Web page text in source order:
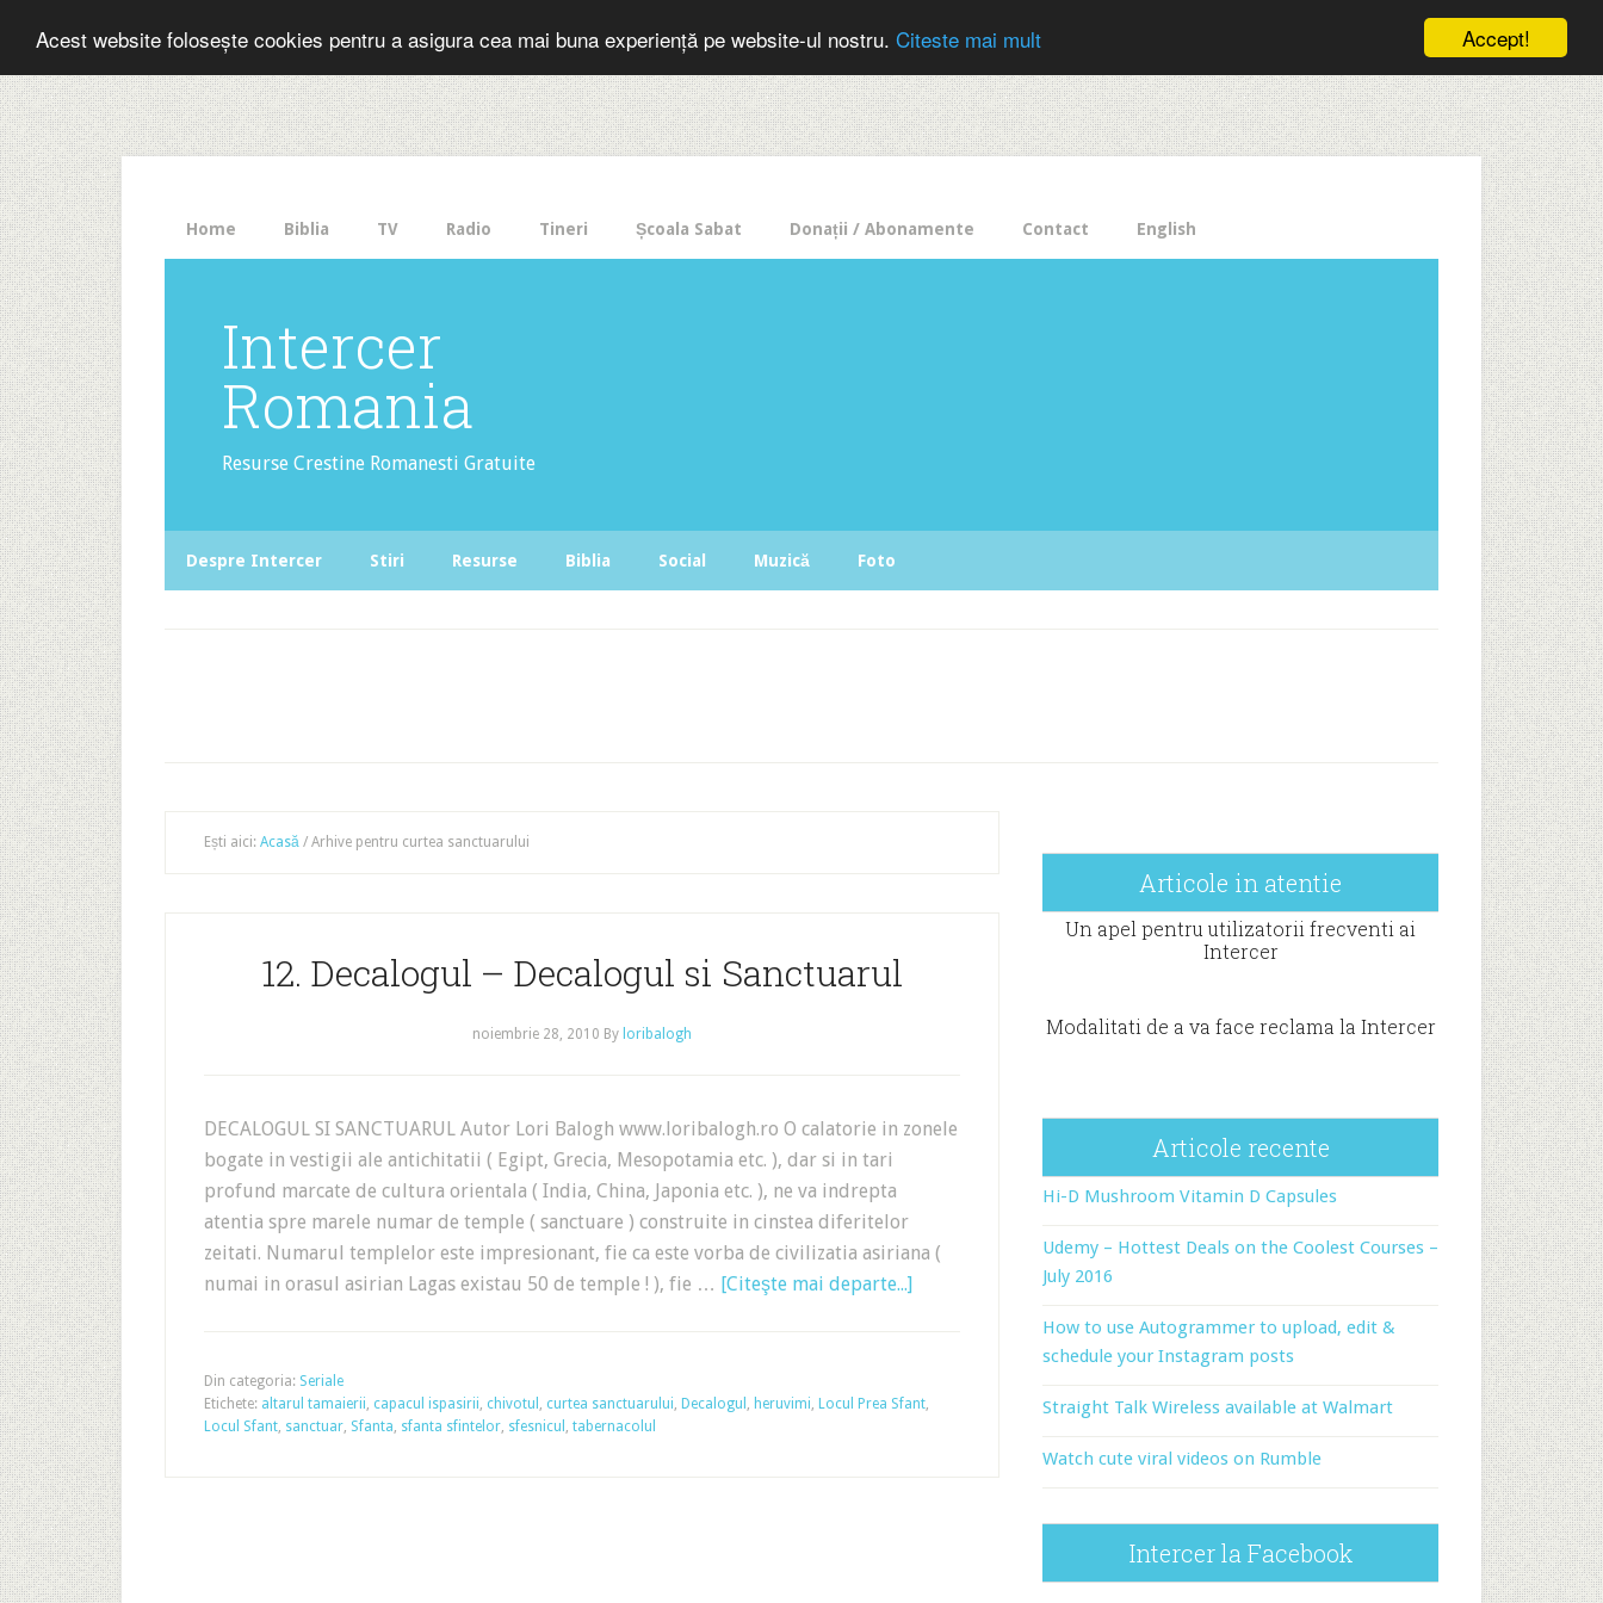
Accept!
Acest website folosește cookies pentru a asigura cea mai buna experiență pe website-ul nostru. Citeste mai mult
The
HelloBar
- a
little
bar
that
gets
noticed!
Home Biblia TV Radio Tineri Școala Sabat Donații / Abonamente Contact English
Intercer
Romania
Resurse Crestine Romanesti Gratuite
Despre Intercer Stiri Resurse Biblia Social Muzică Foto
Ești aici: Acasă / Arhive pentru curtea sanctuarului
12. Decalogul – Decalogul si Sanctuarul
noiembrie 28, 2010 By loribalogh
DECALOGUL SI SANCTUARUL Autor Lori Balogh www.loribalogh.ro O calatorie in zonele
bogate in vestigii ale antichitatii ( Egipt, Grecia, Mesopotamia etc. ), dar si in tari
profund marcate de cultura orientala ( India, China, Japonia etc. ), ne va indrepta
atentia spre marele numar de temple ( sanctuare ) construite in cinstea diferitelor
zeitati. Numarul templelor este impresionant, fie ca este vorba de civilizatia asiriana (
numai in orasul asirian Lagas existau 50 de temple ! ), fie … [Citeşte mai departe...]
Din categoria: Seriale
Etichete: altarul tamaierii, capacul ispasirii, chivotul , curtea sanctuarului, Decalogul , heruvimi, Locul Prea Sfant,
Locul Sfant, sanctuar, Sfanta, sfanta sfintelor, sfesnicul , tabernacolul
Articole in atentie
Un apel pentru utilizatorii frecventi ai
Intercer
Modalitati de a va face reclama la Intercer
Articole recente
Hi-D Mushroom Vitamin D Capsules
Udemy – Hottest Deals on the Coolest Courses –
July 2016
How to use Autogrammer to upload, edit &
schedule your Instagram posts
Straight Talk Wireless available at Walmart
Watch cute viral videos on Rumble
Intercer la Facebook